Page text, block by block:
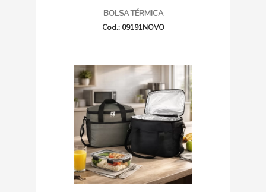
BOLSA TÉRMICA
Cod.: 09191NOVO